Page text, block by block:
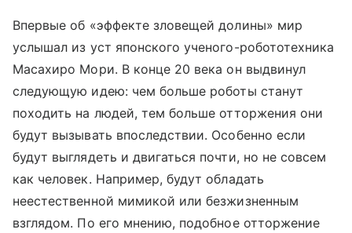
Впервые об «эффекте зловещей долины» мир
услышал из уст японского ученого-робототехника
Масахиро Мори. В конце 20 века он выдвинул
следующую идею: чем больше роботы станут
походить на людей, тем больше отторжения они
будут вызывать впоследствии. Особенно если
будут выглядеть и двигаться почти, но не совсем
как человек. Например, будут обладать
неестественной мимикой или безжизненным
взглядом. По его мнению, подобное отторжение